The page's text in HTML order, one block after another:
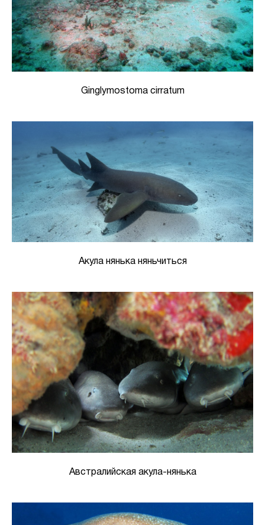
Ginglymostoma cirratum
Акула нянька няньчиться
Австралийская акула-нянька